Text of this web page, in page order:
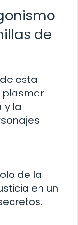
de
esta
plasmar
y ​​la
de la
en un